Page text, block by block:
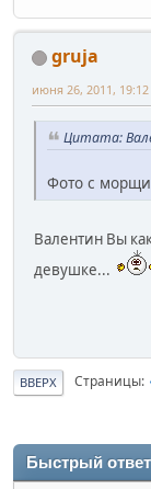
gruja
июня 26, 2011, 19:12
Цитата:
Фото с
Валентин Вы
девушке...
ВВЕРХ Страницы
Быстрый ответ